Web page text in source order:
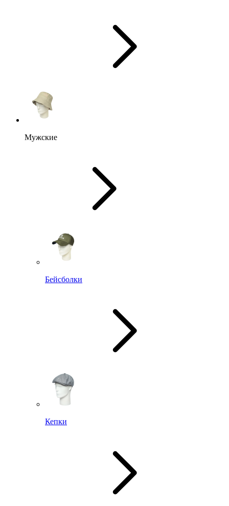
Мужские
Бейсболки
Кепки